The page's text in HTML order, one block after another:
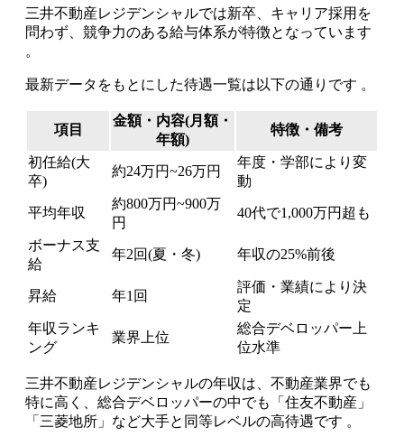
三井不動産レジデンシャルでは新卒、キャリア採用を
問わず、競争力のある給与体系が特徴となっています
。
最新データをもとにした待遇一覧は以下の通りです 。
項目
金額・内容(月額・
年額)
特徴・備考
初任給(大
卒)
約24万円~26万円
年度・学部により変
動
平均年収
約800万円~900万
円
40代で1,000万円超も
ボーナス支
給
年2回(夏・冬) 年収の25%前後
昇給 年1回
評価・業績により決
定
年収ランキ
ング
業界上位
総合デベロッパー上
位水準
三井不動産レジデンシャルの年収は、不動産業界でも
特に高く、総合デベロッパーの中でも「住友不動産」
「三菱地所」など大手と同等レベルの高待遇です 。